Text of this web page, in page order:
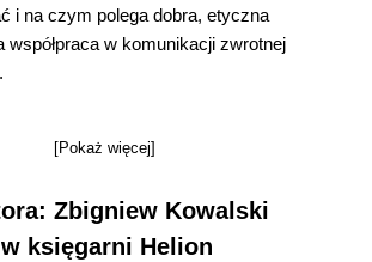
i na czym polega dobra, etyczna
współpraca w komunikacji zwrotnej
[Pokaż więcej]
Zbigniew Kowalski
księgarni Helion